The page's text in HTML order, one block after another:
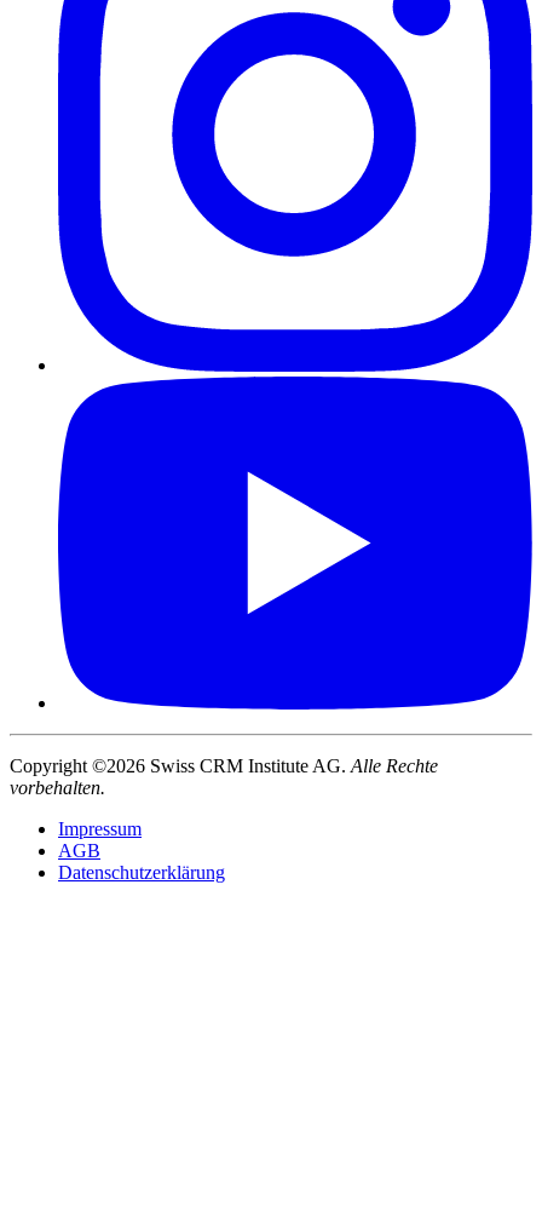
Copyright ©2026 Swiss CRM Institute AG. Alle Rechte
vorbehalten.
Impressum
AGB
Datenschutzerklärung